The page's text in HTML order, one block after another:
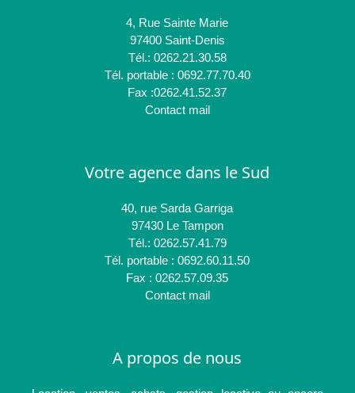
4, Rue Sainte Marie
97400 Saint-Denis
Tél.: 0262.21.30.58
Tél. portable : 0692.77.70.40
Fax :0262.41.52.37
Contact mail
Votre agence dans le Sud
40, rue Sarda Garriga
97430 Le Tampon
Tél.: 0262.57.41.79
Tél. portable : 0692.60.11.50
Fax : 0262.57.09.35
Contact mail
A propos de nous